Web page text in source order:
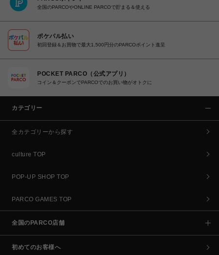
全国のPARCOやONLINE PARCOで貯まる＆使える
ポケパル払い
初回登録＆お買物で最大1,500円分のPARCOポイント進呈
POCKET PARCO（公式アプリ）
コイン＆クーポンでPARCOでのお買い物がオトクに
カテゴリー
全カテゴリーから探す
culture TOP
POP-UP SHOP TOP
PARCO GAMES TOP
全国のPARCO店舗
初めてのお客様へ